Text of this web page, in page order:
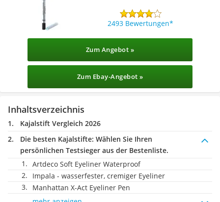
2493 Bewertungen
Zum Angebot »
Zum Ebay-Angebot »
Inhaltsverzeichnis
Kajalstift Vergleich 2026
Die besten Kajalstifte: Wählen Sie Ihren
persönlichen Testsieger aus der Bestenliste.
Artdeco Soft Eyeliner Waterproof
Impala - wasserfester, cremiger Eyeliner
Manhattan X-Act Eyeliner Pen